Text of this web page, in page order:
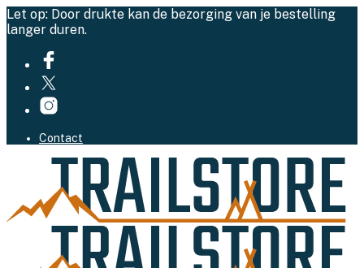
Let op: Door drukte kan de bezorging van je bestelling
langer duren.
Contact